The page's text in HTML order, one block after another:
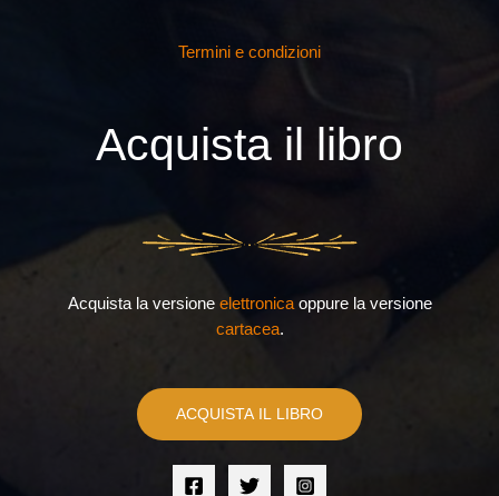
Termini e condizioni
Acquista il libro
Acquista la versione elettronicaoppure la versione
cartacea.
ACQUISTA IL LIBRO